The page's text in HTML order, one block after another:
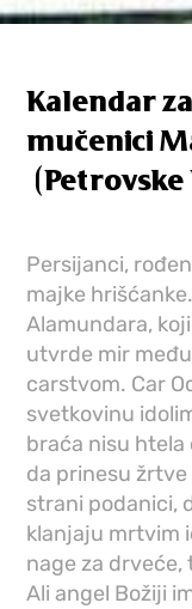
Kalendar
mučenici
(Petrovske
Persijanci,
majke
Alamundara,
utvrde mir
carstvom. Car
svetkovinu
braća nisu htela
da prinesu žrtve
strani podanici,
klanjaju mrtvim
nage za drveće,
Ali angel Božiji